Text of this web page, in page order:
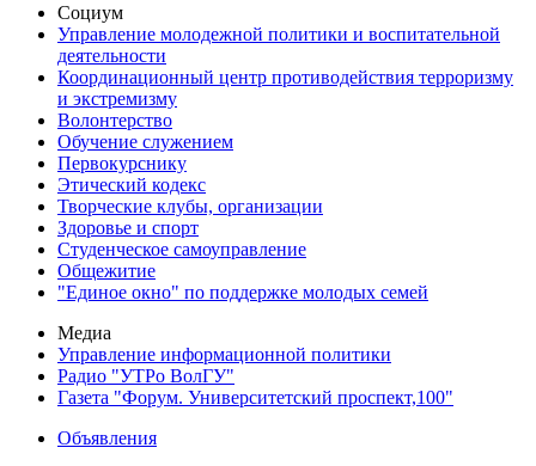
Социум
Управление молодежной политики и воспитательной
деятельности
Координационный центр противодействия терроризму
и экстремизму
Волонтерство
Обучение служением
Первокурснику
Этический кодекс
Творческие клубы, организации
Здоровье и спорт
Студенческое самоуправление
Общежитие
"Единое окно" по поддержке молодых семей
Медиа
Управление информационной политики
Радио "УТРо ВолГУ"
Газета "Форум. Университетский проспект,100"
Объявления